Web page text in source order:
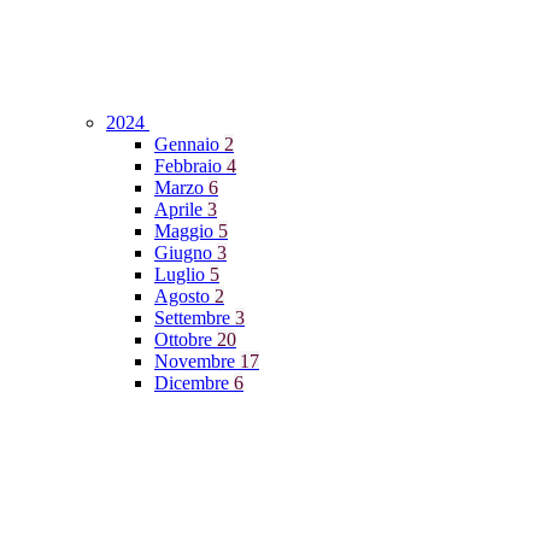
2024
Gennaio 2
Febbraio 4
Marzo 6
Aprile 3
Maggio 5
Giugno 3
Luglio 5
Agosto 2
Settembre 3
Ottobre 20
Novembre 17
Dicembre 6